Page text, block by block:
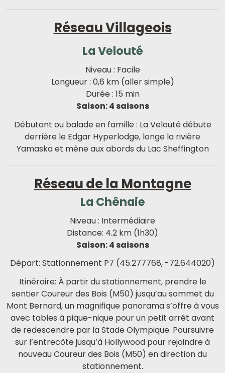
Réseau Villageois
La Velouté
Niveau : Facile
Longueur : 0,6 km (aller simple)
Durée : 15 min
Saison: 4 saisons
Débutant ou balade en famille : La Velouté débute
derrière le Edgar Hyperlodge, longe la rivière
Yamaska et mène aux abords du Lac Sheffington
Réseau de la Montagne
La Chênaie
Niveau : Intermédiaire
Distance: 4.2 km (1h30)
Saison: 4 saisons
Départ: Stationnement P7 (45.277768, -72.644020)
Itinéraire: À partir du stationnement, prendre le
sentier Coureur des Bois (M50) jusqu’au sommet du
Mont Bernard, un magnifique panorama s’offre à vous
avec tables à pique-nique pour un petit arrêt avant
de redescendre par la Stade Olympique. Poursuivre
sur l’entrecôte jusqu’à Hollywood pour rejoindre à
nouveau Coureur des Bois (M50) en direction du
stationnement.